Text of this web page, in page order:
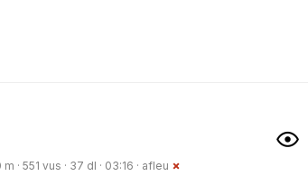
· 551 vus · 37 dl · 03:16 · afleu